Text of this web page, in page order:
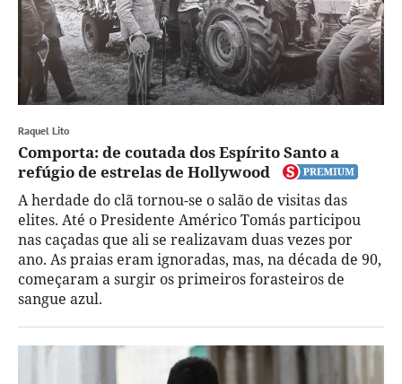
Raquel Lito
Comporta: de coutada dos Espírito Santo a
refúgio de estrelas de Hollywood
A herdade do clã tornou-se o salão de visitas das
elites. Até o Presidente Américo Tomás participou
nas caçadas que ali se realizavam duas vezes por
ano. As praias eram ignoradas, mas, na década de 90,
começaram a surgir os primeiros forasteiros de
sangue azul.